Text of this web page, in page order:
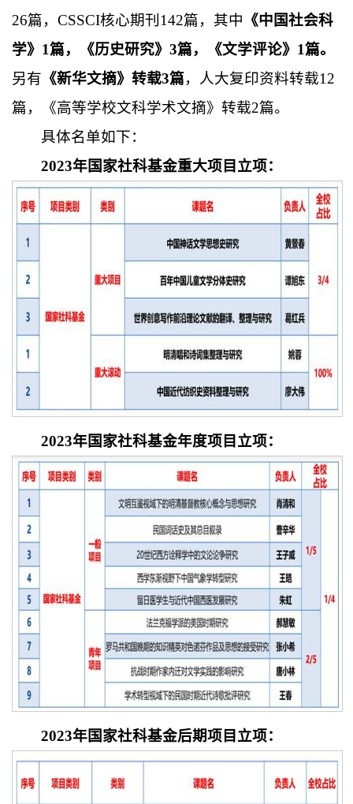
26篇，CSSCI核心期刊142篇，其中 《中国社会科
学》1篇，《历史研究》3篇，《文学评论》1篇。
另有 《新华文摘》转载3篇，人大复印资料转载12
篇，《高等学校文科学术文摘》转载2篇。
具体名单如下：
2023年国家社科基金重大项目立项：
2023年国家社科基金年度项目立项：
2023年国家社科基金后期项目立项：